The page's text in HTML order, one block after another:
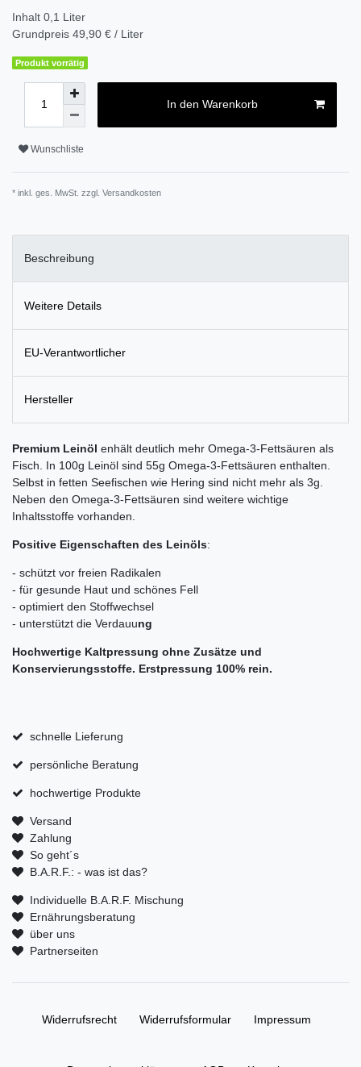
Inhalt 0,1 Liter
Grundpreis 49,90 € / Liter
Produkt vorrätig
In den Warenkorb
Wunschliste
* inkl. ges. MwSt. zzgl. Versandkosten
Beschreibung
Weitere Details
EU-Verantwortlicher
Hersteller
Premium Leinöl enhält deutlich mehr Omega-3-Fettsäuren als
Fisch. In 100g Leinöl sind 55g Omega-3-Fettsäuren enthalten.
Selbst in fetten Seefischen wie Hering sind nicht mehr als 3g.
Neben den Omega-3-Fettsäuren sind weitere wichtige
Inhaltsstoffe vorhanden.
Positive Eigenschaften des Leinöls:
- schützt vor freien Radikalen
- für gesunde Haut und schönes Fell
- optimiert den Stoffwechsel
- unterstützt die Verdauung
Hochwertige Kaltpressung ohne Zusätze und
Konservierungsstoffe. Erstpressung 100% rein.
schnelle Lieferung
persönliche Beratung
hochwertige Produkte
Versand
Zahlung
So geht´s
B.A.R.F.: - was ist das?
Individuelle B.A.R.F. Mischung
Ernährungsberatung
über uns
Partnerseiten
Widerrufs­recht Widerrufs­formular Impressum